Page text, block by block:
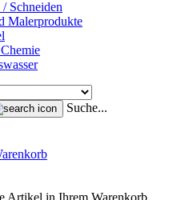
Schneiden
Malerprodukte
Suche...
Artikel in Ihrem Warenkorb.